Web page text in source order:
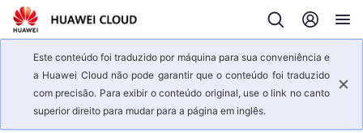
Este conteúdo foi traduzido por máquina para sua conveniência e
a Huawei Cloud não pode garantir que o conteúdo foi traduzido
com precisão. Para exibir o conteúdo original, use o link no canto
superior direito para mudar para a página em inglês.